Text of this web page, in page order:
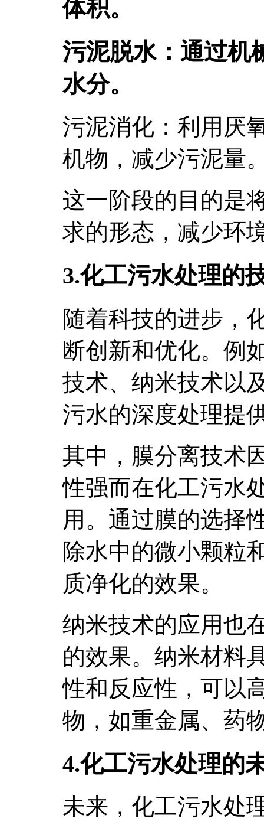
体积。
污泥脱水：通过机
水分。
污泥消化：利用厌
机物，减少污泥量
这一阶段的目的是
求的形态，减少环
3.化工污水处理的
随着科技的进步，
断创新和优化。例
技术、纳米技术以
污水的深度处理提
其中，膜分离技术
性强而在化工污水
用。通过膜的选择
除水中的微小颗粒
质净化的效果。
纳米技术的应用也
的效果。纳米材料
性和反应性，可以
物，如重金属、药
4.化工污水处理的
未来，化工污水处